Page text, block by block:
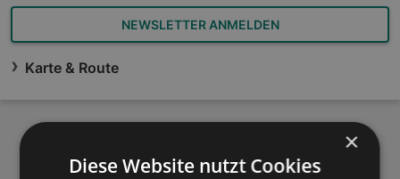
NEWSLETTER ANMELDEN
Karte & Route
×
Diese Website nutzt Cookies